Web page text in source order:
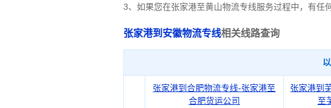
3、如果您在张家港至黄山物流专线服务过程中，有任
张家港到安徽物流专线相关线路查询
张家港到合肥物流专线-张家港至
合肥货运公司
张家港到
至